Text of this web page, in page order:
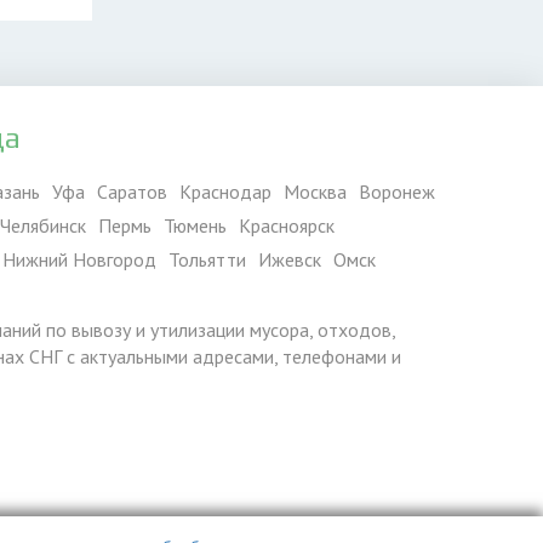
Уфа Саратов Краснодар Москва Воронеж
Челябинск Пермь Тюмень Красноярск
Нижний Новгород Тольятти Ижевск Омск
по вывозу и утилизации мусора, отходов,
СНГ с актуальными адресами, телефонами и